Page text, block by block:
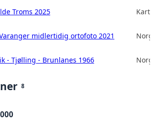
Troms 2025
midlertidig ortofoto 2021
- Tjølling - Brunlanes 1966
8